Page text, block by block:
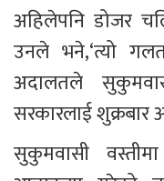
अहिलेपनि डोजर
उनले भने,‘त्यो
अदालतले
सरकारलाई शुक्रबार
सुकुमवासी